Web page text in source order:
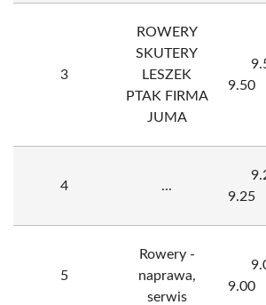
3
ROWERY
SKUTERY
LESZEK
PTAK FIRMA
JUMA
9.50
4 ...
9.25
5
Rowery -
naprawa,
serwis
9.00